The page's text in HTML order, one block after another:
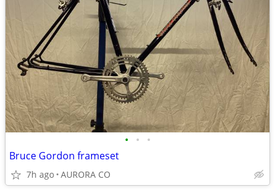
• • •
Bruce Gordon frameset
7h ago AURORA CO